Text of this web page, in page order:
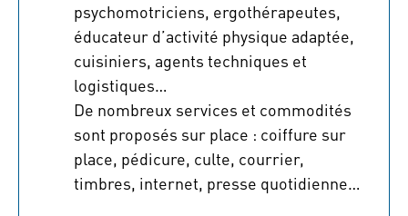
psychomotriciens, ergothérapeutes,
éducateur d’activité physique adaptée,
cuisiniers, agents techniques et
logistiques…
De nombreux services et commodités
sont proposés sur place : coiffure sur
place, pédicure, culte, courrier,
timbres, internet, presse quotidienne…